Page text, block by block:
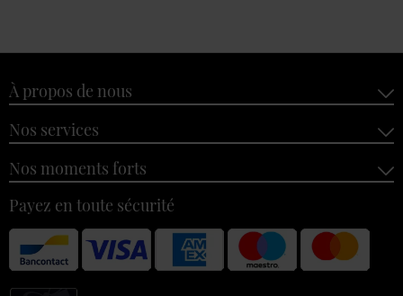
À propos de nous
Nos services
Nos moments forts
Payez en toute sécurité